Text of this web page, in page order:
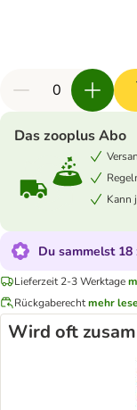
Das zooplus Abo
Kann
Du sammelst
Lieferzeit 2-3 Werktage
Rückgaberechtmehr
Wird oft